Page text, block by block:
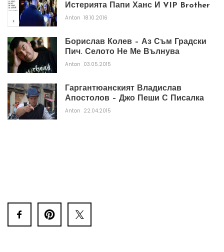
Истерията Папи Ханс И VIP Brother
Anton 18.10.2016
Борислав Колев – Аз Съм Градски
Пич. Селото Не Ме Вълнува
Anton 03.05.2015
Гаргантюанският Владислав
Апостолов – Джо Пеши С Писалка
Anton 22.04.2015